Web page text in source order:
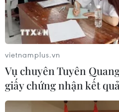
vietnamplus.vn
Vụ chuyên Tuyên
giấy chứng nhận kết